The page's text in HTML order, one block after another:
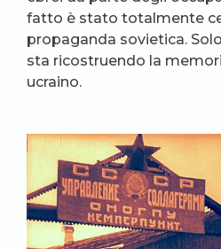
fatto è stato totalmente
propaganda sovietica.
sta ricostruendo la
ucraino.